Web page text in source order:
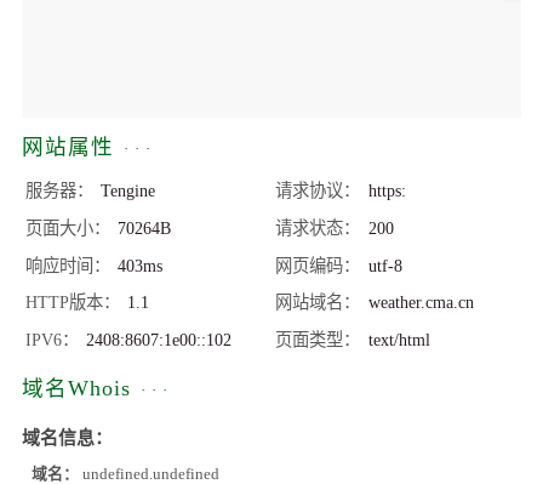
网站属性
服务器 Tengine 请求协议
https:
页面大小
70264B 请求状态
200
响应时间
403ms 网页编码
utf-8
HTTP版本
1.1 网站域名
weather.cma.cn
IPV6
2408:8607:1e00::102 页面类型 text/html
域名Whois
域名信息：
域名： undefined.undefined